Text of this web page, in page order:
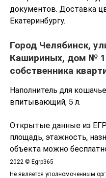
документов. Доставка
Екатеринбургу.
Город Челябинск,
Кашириных, дом №
собственника
Наполнитель для
впитывающий, 5 л.
Открытые данные из
площадь, этажность,
объекта можно
2022 © Egrp365
Не является уполномоченным